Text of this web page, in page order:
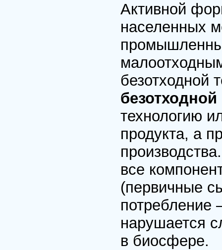
Активной
населенных
безотходной
технологию
продукта, а
все
(первичные
потребление
нарушается
в биосфере.